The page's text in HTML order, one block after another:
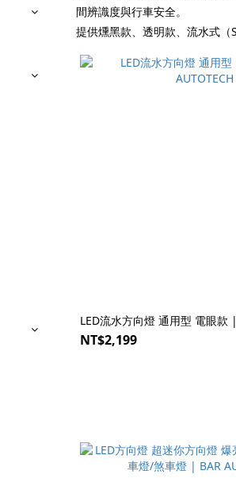
間辨識度與行車安全。
提供燻黑款、透明款、流水式
LED流水方向燈 通用型 電眼款
NT$2,199